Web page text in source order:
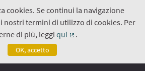
cookies. Se continui la navigazione
nostri termini di utilizzo di cookies. Per
di più, leggiqui
.
OK, accetto